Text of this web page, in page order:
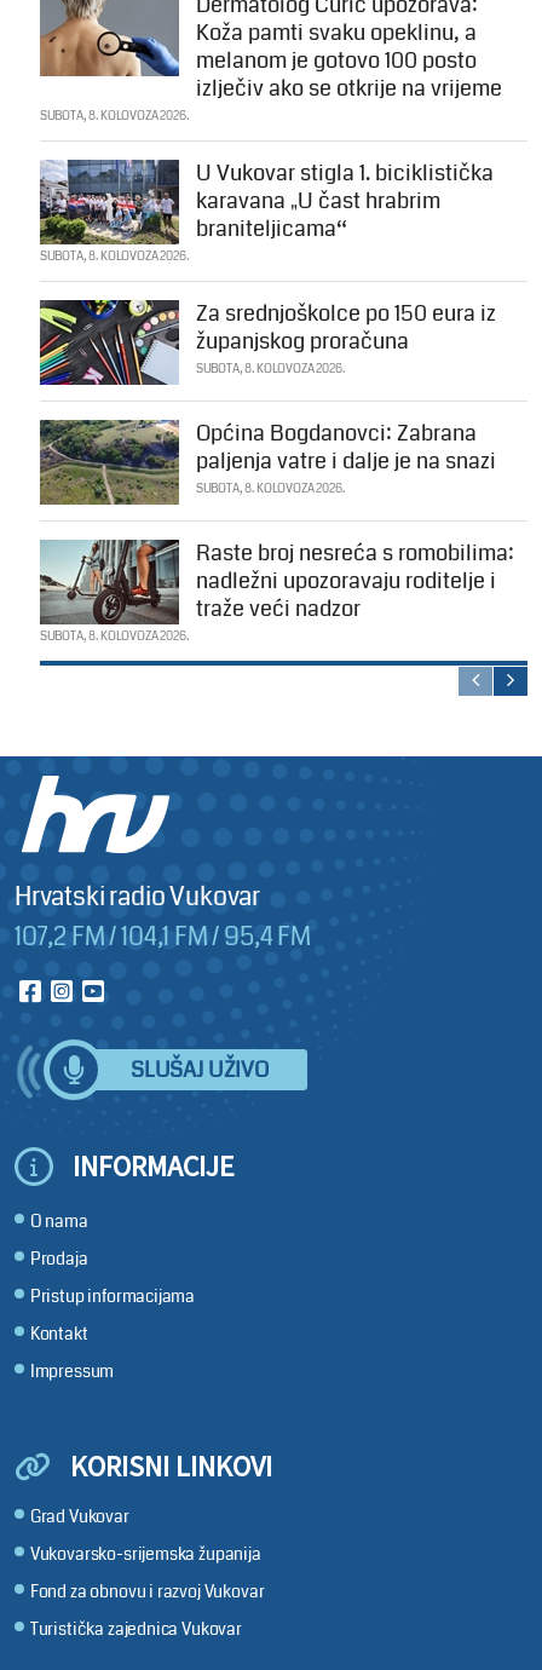
Koža pamti svaku opeklinu, a
melanom je gotovo 100 posto
izlječiv ako se otkrije na vrijeme
SUBOTA, 8. KOLOVOZA 2026.
U Vukovar stigla 1. biciklistička
karavana „U čast hrabrim
braniteljicama“
SUBOTA, 8. KOLOVOZA 2026.
Za srednjoškolce po 150 eura iz
županjskog proračuna
SUBOTA, 8. KOLOVOZA 2026.
Općina Bogdanovci: Zabrana
paljenja vatre i dalje je na snazi
SUBOTA, 8. KOLOVOZA 2026.
Raste broj nesreća s romobilima:
nadležni upozoravaju roditelje i
traže veći nadzor
SUBOTA, 8. KOLOVOZA 2026.
Hrvatski radio Vukovar
107,2 FM / 104,1 FM / 95,4 FM
SLUŠAJ UŽIVO
INFORMACIJE
O nama
Prodaja
Pristup informacijama
Kontakt
Impressum
KORISNI LINKOVI
Grad Vukovar
Vukovarsko-srijemska županija
Fond za obnovu i razvoj Vukovar
Turistička zajednica Vukovar